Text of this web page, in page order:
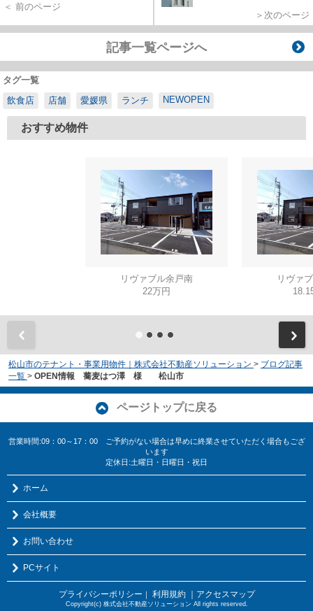
＜ 前のページ
＞次のページ
記事一覧ページへ
タグ一覧
飲食店
店舗 愛媛県 ランチ NEWOPEN
おすすめ物件
リヴァブル余戸南
22万円
リヴァ
松山市のテナント・事業用物件｜株式会社不動産ソリューション > ブログ記事
一覧 > OPEN情報 蕎麦はつ澤 様 松山市
ページトップに戻る
営業時間:09：00～17：00 ご予約がない場合は早めに終業させていただく場合もござ
います
定休日:土曜日・日曜日・祝日
ホーム
会社概要
お問い合わせ
PCサイト
プライバシーポリシー ｜ 利用規約 ｜アクセスマップ
Copyright(c) 株式会社不動産ソリューション All rights reserved.